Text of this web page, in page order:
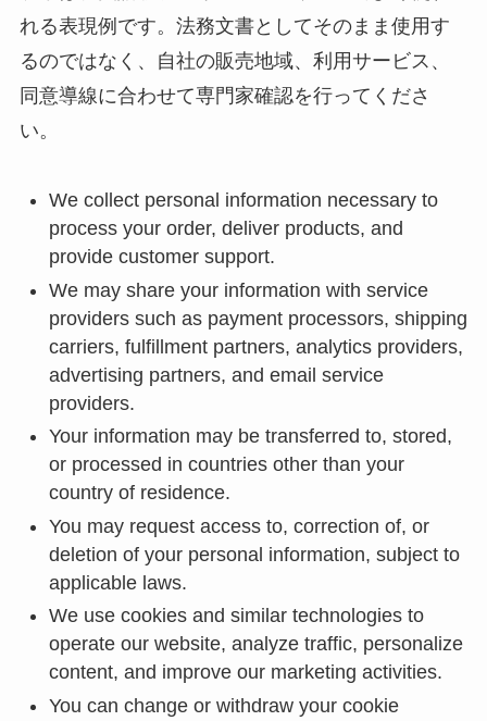
れる表現例です。法務文書としてそのまま使用す
るのではなく、自社の販売地域、利用サービス、
同意導線に合わせて専門家確認を行ってくださ
い。
We collect personal information necessary to
process your order, deliver products, and
provide customer support.
We may share your information with service
providers such as payment processors, shipping
carriers, fulfillment partners, analytics providers,
advertising partners, and email service
providers.
Your information may be transferred to, stored,
or processed in countries other than your
country of residence.
You may request access to, correction of, or
deletion of your personal information, subject to
applicable laws.
We use cookies and similar technologies to
operate our website, analyze traffic, personalize
content, and improve our marketing activities.
You can change or withdraw your cookie